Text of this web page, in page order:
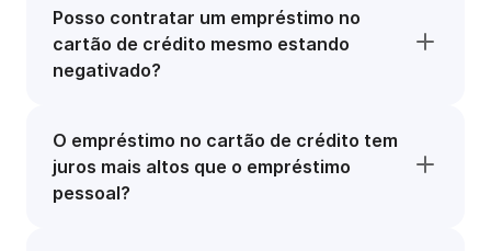
Posso contratar um empréstimo no
cartão de crédito mesmo estando
negativado?
O empréstimo no cartão de crédito tem
juros mais altos que o empréstimo
pessoal?